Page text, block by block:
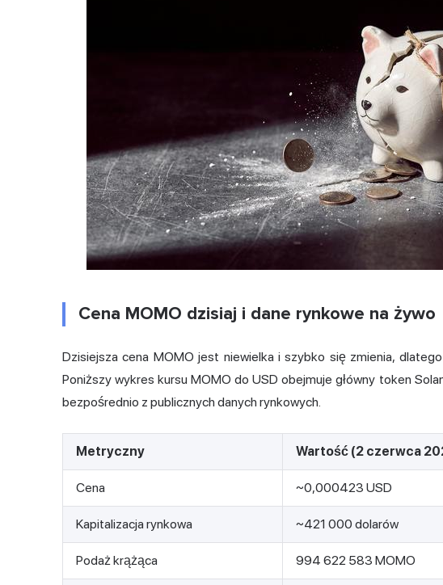
Cena MOMO dzisiaj i dane rynkowe na żywo
Dzisiejsza cena MOMO jest niewielka i szybko się zmienia,
Poniższy wykres kursu MOMO do USD obejmuje główny token
bezpośrednio z publicznych danych rynkowych.
Metryczny Wartość (2 czerwca
Cena ~0,000423 USD
Kapitalizacja rynkowa ~421 000 dolarów
Podaż krążąca 994 622 583 MOMO